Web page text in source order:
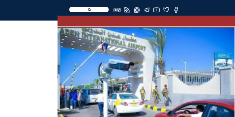
EN